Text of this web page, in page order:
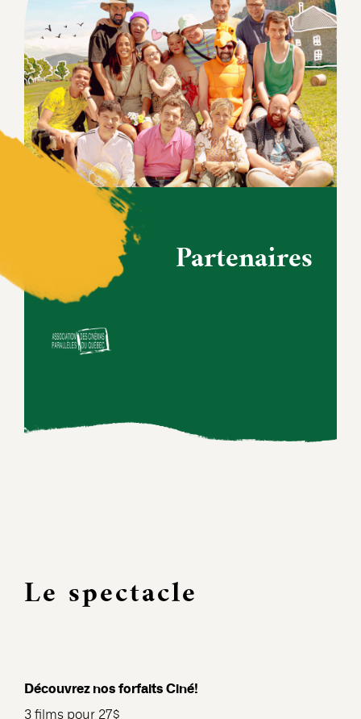
Partenaires
Le spectacle
Découvrez nos forfaits Ciné!
3 films pour 27$